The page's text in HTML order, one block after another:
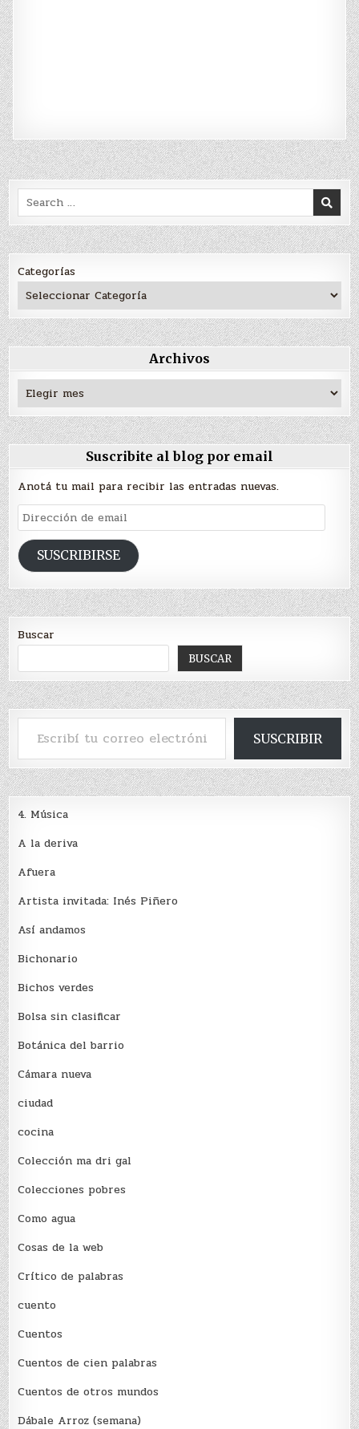
Search
for:
Categorías
Archivos
Archivos
Suscribite al blog por email
Anotá tu mail para recibir las entradas nuevas.
Dirección
de
emailSUSCRIBIRSE
Buscar
BUSCAR
Escribí tu correo electrónico…
SUSCRIBIR
4. Música
A la deriva
Afuera
Artista invitada: Inés Piñero
Así andamos
Bichonario
Bichos verdes
Bolsa sin clasificar
Botánica del barrio
Cámara nueva
ciudad
cocina
Colección ma dri gal
Colecciones pobres
Como agua
Cosas de la web
Crítico de palabras
cuento
Cuentos
Cuentos de cien palabras
Cuentos de otros mundos
Dábale Arroz (semana)